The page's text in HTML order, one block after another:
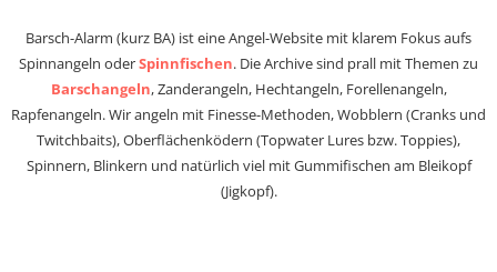
Barsch-Alarm (kurz BA) ist eine Angel-Website mit klarem Fokus aufs
Spinnangeln oderSpinnfischen. Die Archive sind prall mit Themen zu
Barschangeln, Zanderangeln, Hechtangeln, Forellenangeln,
Rapfenangeln. Wir angeln mit Finesse-Methoden, Wobblern (Cranks und
Twitchbaits), Oberflächenködern (Topwater Lures bzw. Toppies),
Spinnern, Blinkern und natürlich viel mit Gummifischen am Bleikopf
(Jigkopf).